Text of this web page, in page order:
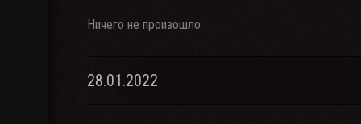
Ничего не произошло
28.01.2022